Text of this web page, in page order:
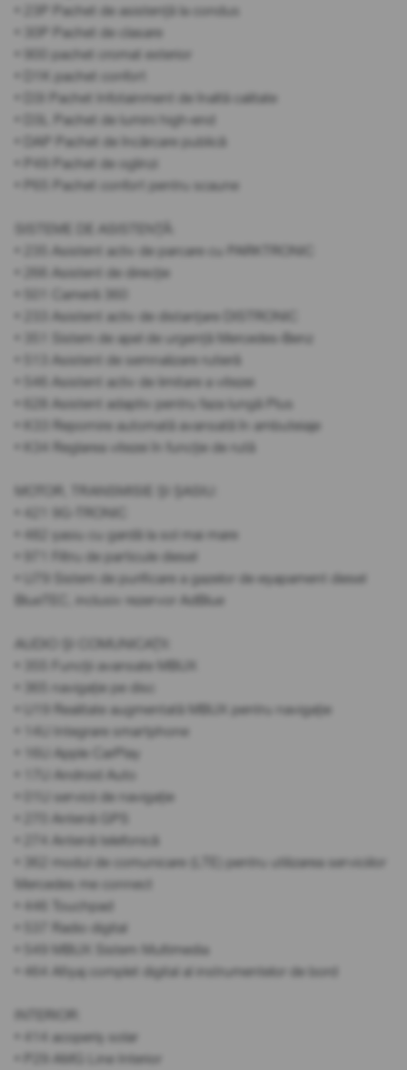
• 23P Pachet de asistență la condus
• 30P Pachet de clasare
• 900 pachet cromat exterior
• D1K pachet confort
• D3I Pachet Infotainment de înaltă calitate
• D3L Pachet de lumini high-end
• DAP Pachet de încărcare publică
• P49 Pachet de oglinzi
• P65 Pachet confort pentru scaune
SISTEME DE ASISTENȚĂ:
• 235 Asistent activ de parcare cu PARKTRONIC
• 266 Asistent de direcție
• 501 Cameră 360
• 233 Asistent activ de distanțare DISTRONIC
• 351 Sistem de apel de urgență Mercedes-Benz
• 513 Asistent de semnalizare rutieră
• 546 Asistent activ de limitare a vitezei
• 628 Asistent adaptiv pentru faza lungă Plus
• K33 Repornire automată avansată în ambuteiaje
• K34 Reglarea vitezei în funcție de rută
MOTOR, TRANSMISIE ȘI ȘASIU:
• 421 9G-TRONIC
• 482 șasiu cu gardă la sol mai mare
• 971 Filtru de particule diesel
• U79 Sistem de purificare a gazelor de eșapament diesel
BlueTEC, inclusiv rezervor AdBlue
AUDIO ȘI COMUNICAȚII:
• 355 Funcții avansate MBUX
• 365 navigație pe disc
• U19 Realitate augmentată MBUX pentru navigație
• 14U Integrare smartphone
• 16U Apple CarPlay
• 17U Android Auto
• 01U servicii de navigație
• 270 Antenă GPS
• 274 Antenă telefonică
• 362 modul de comunicare (LTE) pentru utilizarea serviciilor
Mercedes me connect
• 446 Touchpad
• 537 Radio digital
• 549 MBUX Sistem Multimedia
• 464 Afișaj complet digital al instrumentelor de bord
• 414 acoperiș solar
• P29 AMG Line Interior